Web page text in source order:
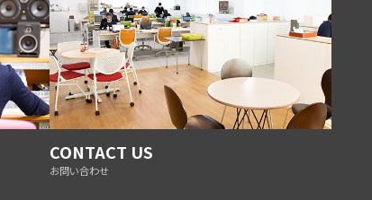
CONTACT US
お問い合わせ